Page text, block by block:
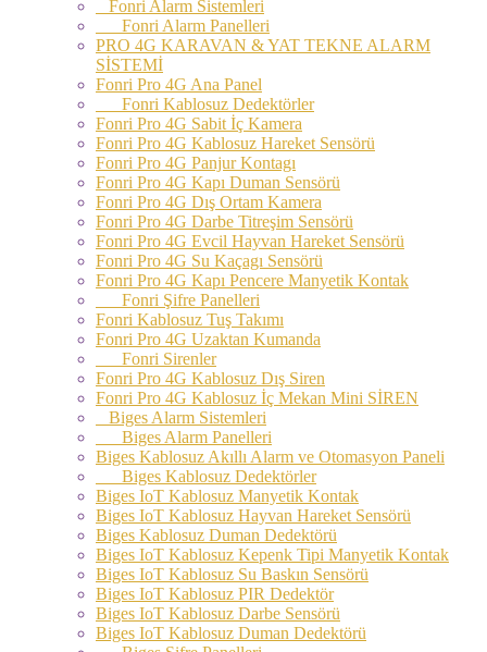
Fonri Alarm Sistemleri
Fonri Alarm Panelleri
PRO 4G KARAVAN & YAT TEKNE ALARM
SİSTEMİ
Fonri Pro 4G Ana Panel
Fonri Kablosuz Dedektörler
Fonri Pro 4G Sabit İç Kamera
Fonri Pro 4G Kablosuz Hareket Sensörü
Fonri Pro 4G Panjur Kontagı
Fonri Pro 4G Kapı Duman Sensörü
Fonri Pro 4G Dış Ortam Kamera
Fonri Pro 4G Darbe Titreşim Sensörü
Fonri Pro 4G Evcil Hayvan Hareket Sensörü
Fonri Pro 4G Su Kaçagı Sensörü
Fonri Pro 4G Kapı Pencere Manyetik Kontak
Fonri Şifre Panelleri
Fonri Kablosuz Tuş Takımı
Fonri Pro 4G Uzaktan Kumanda
Fonri Sirenler
Fonri Pro 4G Kablosuz Dış Siren
Fonri Pro 4G Kablosuz İç Mekan Mini SİREN
Biges Alarm Sistemleri
Biges Alarm Panelleri
Biges Kablosuz Akıllı Alarm ve Otomasyon Paneli
Biges Kablosuz Dedektörler
Biges IoT Kablosuz Manyetik Kontak
Biges IoT Kablosuz Hayvan Hareket Sensörü
Biges Kablosuz Duman Dedektörü
Biges IoT Kablosuz Kepenk Tipi Manyetik Kontak
Biges IoT Kablosuz Su Baskın Sensörü
Biges IoT Kablosuz PIR Dedektör
Biges IoT Kablosuz Darbe Sensörü
Biges IoT Kablosuz Duman Dedektörü